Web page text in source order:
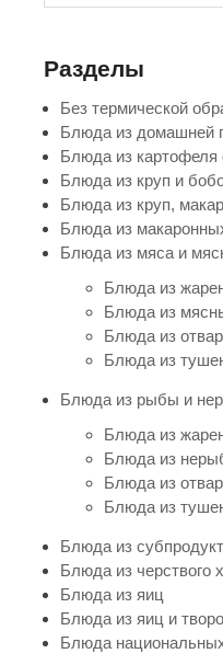
Разделы
Без термической
Блюда из домашней
Блюда из картофеля
Блюда из круп и
Блюда из круп,
Блюда из
Блюда из мяса и
Блюда из
Блюда из
Блюда из
Блюда из
Блюда из рыбы и
Блюда из
Блюда из
Блюда из
Блюда из
Блюда из
Блюда из черствого
Блюда из яиц
Блюда из яиц и
Блюда